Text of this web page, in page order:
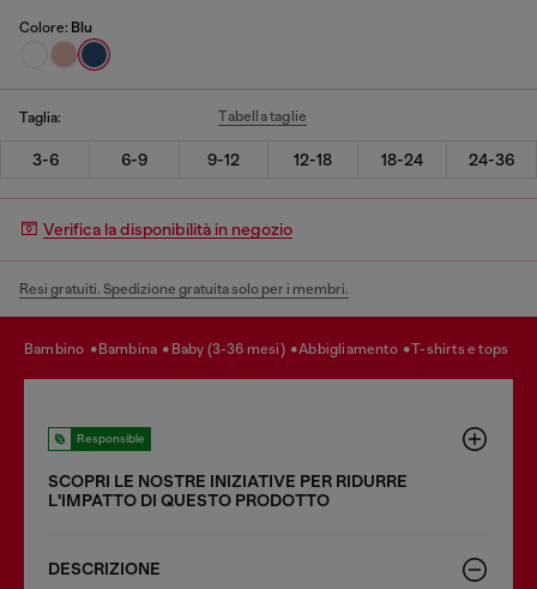
Colore: Blu
Taglia: Tabella taglie
3-6 6-9 9-12 12-18 18-24 24-36
Verifica la disponibilità in negozio
Resi gratuiti. Spedizione gratuita solo per i membri.
bambino bambina baby (3-36 mesi) abbigliamento t-shirts e tops
Responsible
SCOPRI LE NOSTRE INIZIATIVE PER RIDURRE
LʹIMPATTO DI QUESTO PRODOTTO
DESCRIZIONE